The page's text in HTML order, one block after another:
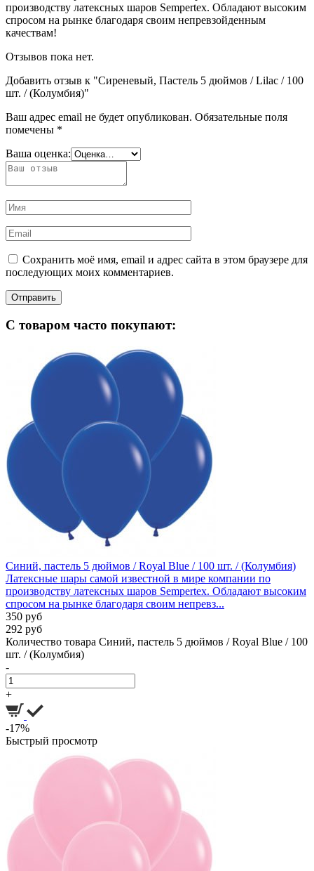
производству латексных шаров Sempertex. Обладают высоким
спросом на рынке благодаря своим непревзойденным
качествам!
Отзывов пока нет.
Добавить отзыв к "Сиреневый, Пастель 5 дюймов / Lilac / 100
шт. / (Колумбия)"
Ваш адрес email не будет опубликован. Обязательные поля
помечены *
Ваша оценка:
Сохранить моё имя, email и адрес сайта в этом браузере для
последующих моих комментариев.
С товаром часто покупают:
Синий, пастель 5 дюймов / Royal Blue / 100 шт. / (Колумбия)
Латексные шары самой известной в мире компании по
производству латексных шаров Sempertex. Обладают высоким
спросом на рынке благодаря своим непревз...
350 руб
292 руб
Количество товара Синий, пастель 5 дюймов / Royal Blue / 100
шт. / (Колумбия)
-
+
-17%
Быстрый просмотр